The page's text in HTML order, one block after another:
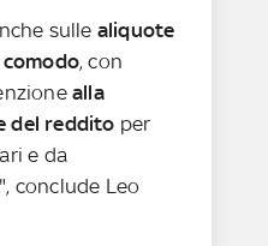
sulle aliquote
, con
alla
del reddito per
e da
conclude Leo